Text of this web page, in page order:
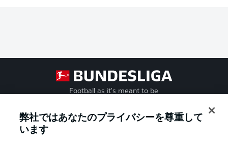
Football as it's meant to be
弊社ではあなたのプライバシーを尊重して
います